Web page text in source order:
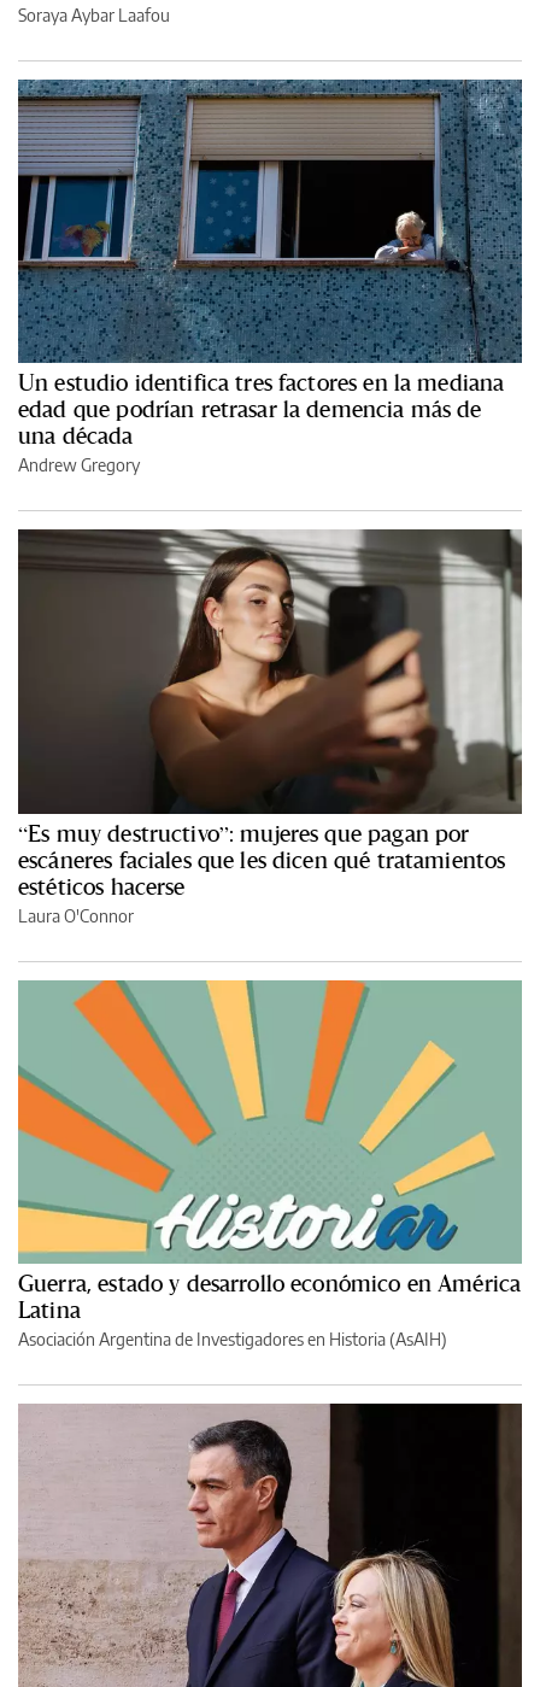
Soraya Aybar Laafou
Un estudio identifica tres factores en la mediana
edad que podrían retrasar la demencia más de
una década
Andrew Gregory
“Es muy destructivo”: mujeres que pagan por
escáneres faciales que les dicen qué tratamientos
estéticos hacerse
Laura O'Connor
Guerra, estado y desarrollo económico en América
Latina
Asociación Argentina de Investigadores en Historia (AsAIH)